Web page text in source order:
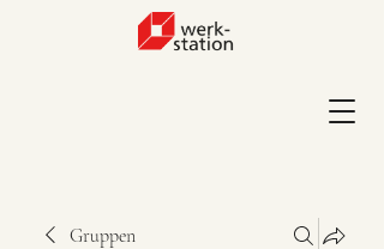
Gruppen